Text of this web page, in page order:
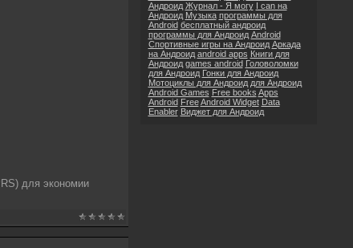
) для экономии
Андроид Журнал - Я могу I can на
Андроид Музыка программы для
Android бесплатный андроид
программы для Андроид Android
Спортивные игры на Андроид Аркада
на Андроид android apps Книги для
Андроид games android Головоломки
для Андроид Гонки для Андроид
Мотоциклы для Андроид для Андроид
Android Games Free books Apps
Android Free Android Widget Data
Enabler Виджет для Андроид